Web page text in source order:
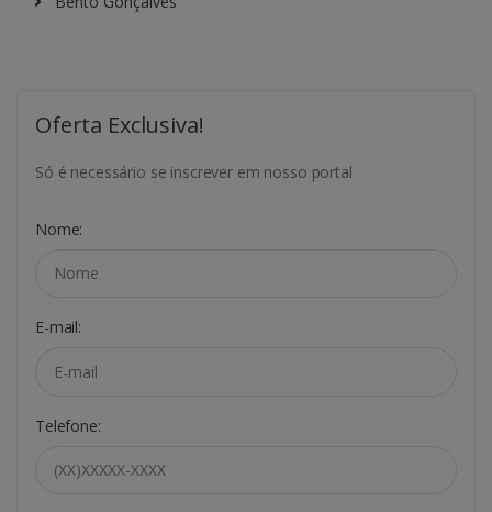
Oferta Exclusiva!
Só é necessário se inscrever em nosso portal
Nome:
E-mail:
Telefone: